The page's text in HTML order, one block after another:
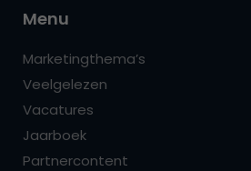
Menu
Marketingthema’s
Veelgelezen
Vacatures
Jaarboek
Partnercontent